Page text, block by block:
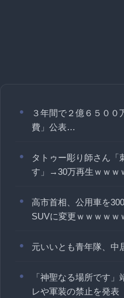
３年間で２億６５０
費」公表…
タトゥー彫り師さん「
す」→30万再生ｗｗｗ
高市首相、公用車を
SUVに変更ｗｗｗｗｗ
元いいとも青年隊、中
「神聖なる場所です
レや軍装の禁止を発表